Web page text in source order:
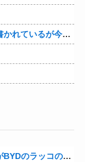
織田信雄って、「織田信雄はバカ」と歴史に書かれているが今まで家が残っているんでバカではないよな？
【焦ったほうがいい】中国人「日本人評論家がBYDのラッコの装備を褒めてるけど中国では基本的な装備やぞ…？」